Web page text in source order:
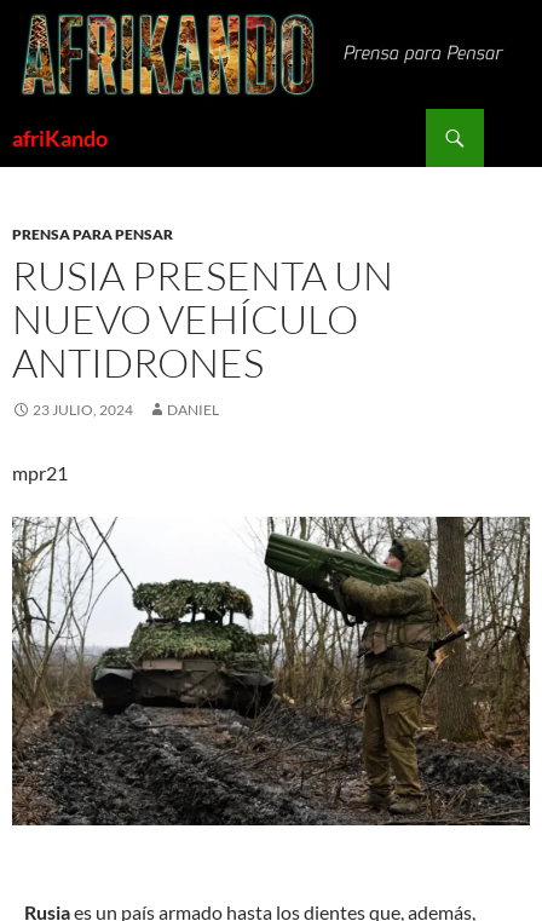
Saltar
contenido
afriKando
PRENSA PARA PENSAR
RUSIA PRESENTA UN
NUEVO VEHÍCULO
ANTIDRONES
23 JULIO, 2024 DANIEL
mpr21
Rusiaes un país armado hasta los dientes que, además,